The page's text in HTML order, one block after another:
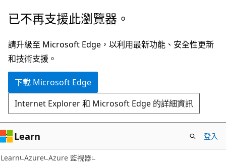
跳
主
要
內
已不再支援此瀏覽器。
請升級至 Microsoft Edge，以利用最新功能、安全性更新
和技術支援。
下載 Microsoft Edge
Internet Explorer 和 Microsoft Edge 的詳細資訊
Learn 登入
Learn Azure Azure 監視器